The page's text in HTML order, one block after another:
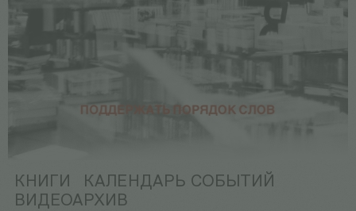
КНИГИ
КАЛЕНДАРЬ СОБЫТИЙ
ВИДЕОАРХИВ